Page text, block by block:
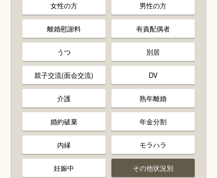
女性の方 男性の方
離婚慰謝料 有責配偶者
うつ 別居
親子交流(面会交流) DV
介護 熟年離婚
婚約破棄 年金分割
内縁 モラハラ
妊娠中 その他状況別